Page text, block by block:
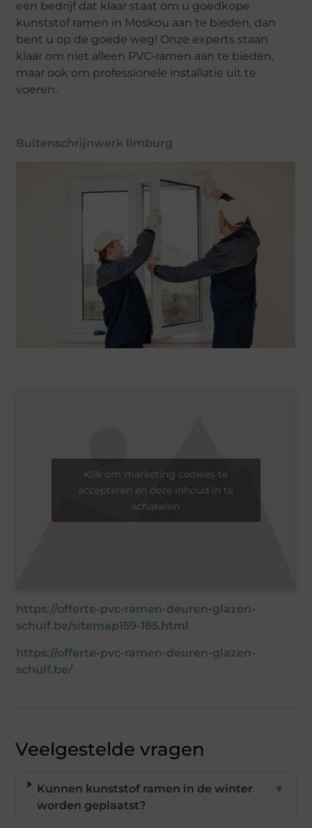
een bedrijf dat klaar staat om u goedkope
kunststof ramen in Moskou aan te bieden, dan
bent u op de goede weg! Onze experts staan ​​
klaar om niet alleen PVC-ramen aan te bieden,
maar ook om professionele installatie uit te
voeren.
Buitenschrijnwerk limburg
Klik om marketing cookies te
accepteren en deze inhoud in te
schakelen
https://offerte-pvc-ramen-deuren-glazen-
schuif.be/sitemap159-185.html
https://offerte-pvc-ramen-deuren-glazen-
schuif.be/
Veelgestelde vragen
Kunnen kunststof ramen in de winter
worden geplaatst?
▼